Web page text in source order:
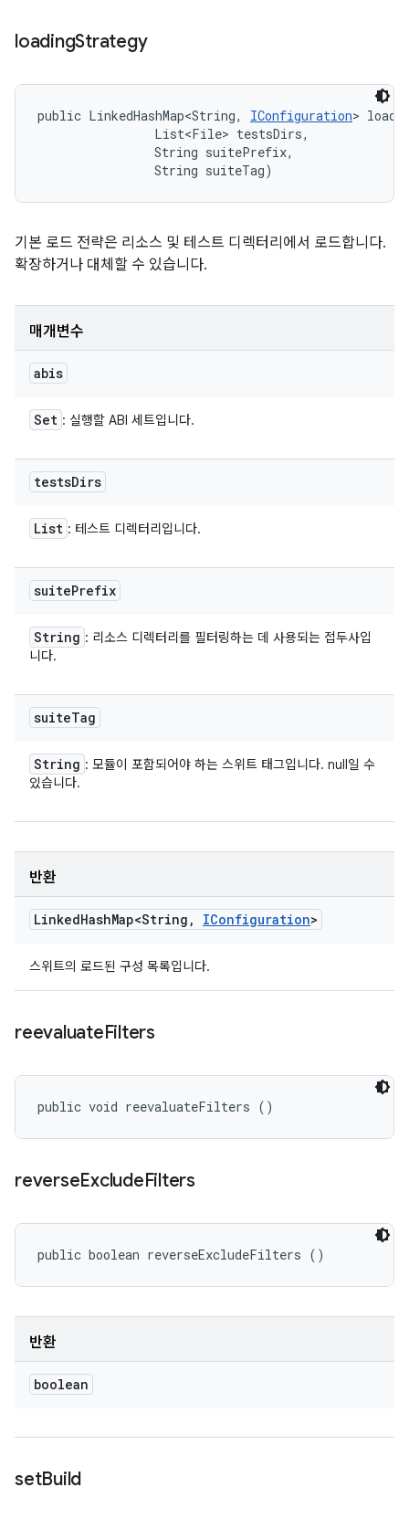
loadingStrategy
public LinkedHashMap<String, IConfiguration>
                List<File> testsDirs,
                String suitePrefix,
                String suiteTag)
기본 로드 전략은 리소스 및 테스트 디렉터리에서 로드합니다.
확장하거나 대체할 수 있습니다.
매개변수
abis
Set : 실행할 ABI 세트입니다.
testsDirs
List : 테스트 디렉터리입니다.
suitePrefix
String : 리소스 디렉터리를 필터링하는 데 사용되는 접두사입
니다.
suiteTag
String : 모듈이 포함되어야 하는 스위트 태그입니다. null일 수
있습니다.
반환
LinkedHashMap<String , IConfiguration>
스위트의 로드된 구성 목록입니다.
reevaluateFilters
public void reevaluateFilters ()
reverseExcludeFilters
public boolean reverseExcludeFilters ()
반환
boolean
setBuild